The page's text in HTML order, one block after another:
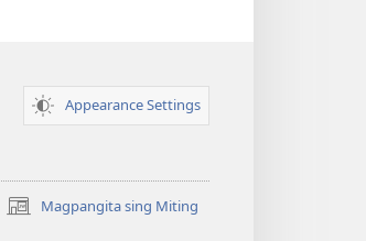
Appearance Settings
Magpangita sing Miting
(opens